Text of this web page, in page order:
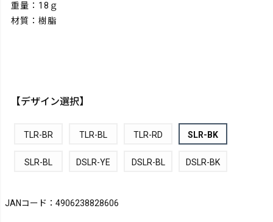
重量：18ｇ
材質：樹脂
【デザイン選択】
TLR-BR TLR-BL TLR-RD SLR-BK
SLR-BL DSLR-YE DSLR-BL DSLR-BK
JANコード：4906238828606